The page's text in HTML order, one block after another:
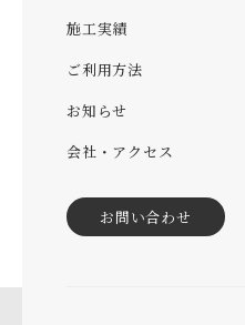
施工実績
ご利用方法
お知らせ
会社・アクセス
お問い合わせ